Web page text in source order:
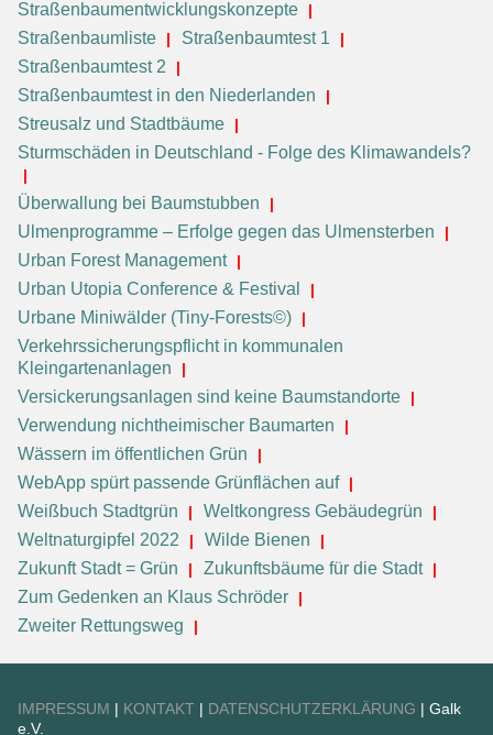
Straßenbaumentwicklungskonzepte
Straßenbaumliste
Straßenbaumtest 1
Straßenbaumtest 2
Straßenbaumtest in den Niederlanden
Streusalz und Stadtbäume
Sturmschäden in Deutschland - Folge des Klimawandels?
Überwallung bei Baumstubben
Ulmenprogramme – Erfolge gegen das Ulmensterben
Urban Forest Management
Urban Utopia Conference & Festival
Urbane Miniwälder (Tiny-Forests©)
Verkehrssicherungspflicht in kommunalen
Kleingartenanlagen
Versickerungsanlagen sind keine Baumstandorte
Verwendung nichtheimischer Baumarten
Wässern im öffentlichen Grün
WebApp spürt passende Grünflächen auf
Weißbuch Stadtgrün
Weltkongress Gebäudegrün
Weltnaturgipfel 2022
Wilde Bienen
Zukunft Stadt = Grün
Zukunftsbäume für die Stadt
Zum Gedenken an Klaus Schröder
Zweiter Rettungsweg
IMPRESSUM | KONTAKT | DATENSCHUTZERKLÄRUNG | Galk
e.V.